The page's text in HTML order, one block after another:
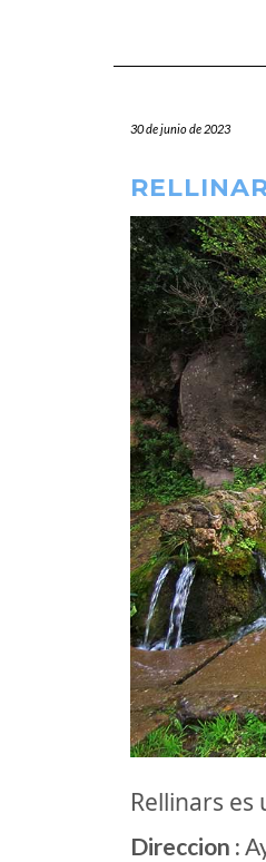
30 de junio de 2023
Rellinars
Direccion :